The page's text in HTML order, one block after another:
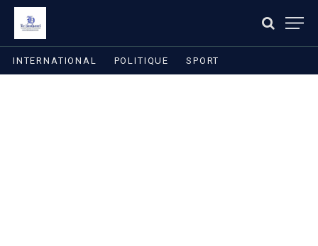
INTERNATIONAL POLITIQUE SPORT